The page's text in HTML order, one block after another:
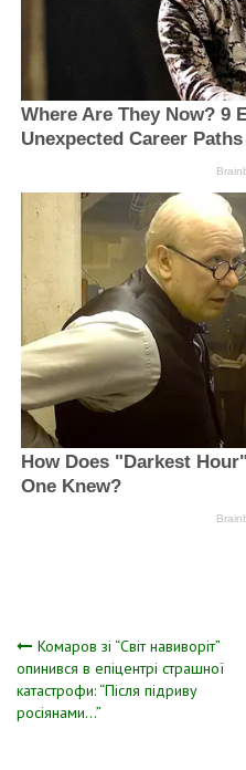
Навігація
записів
Комаров зі “Світ навиворіт”
опинився в епіцентрі страшної
катастрофи: “Після підриву
росіянами…”